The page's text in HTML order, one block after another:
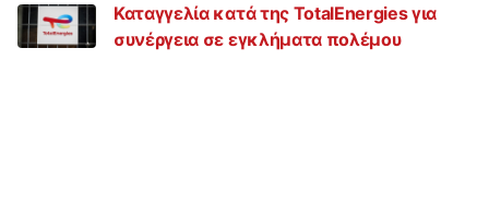
Καταγγελία κατά της TotalEnergies για
συνέργεια σε εγκλήματα πολέμου